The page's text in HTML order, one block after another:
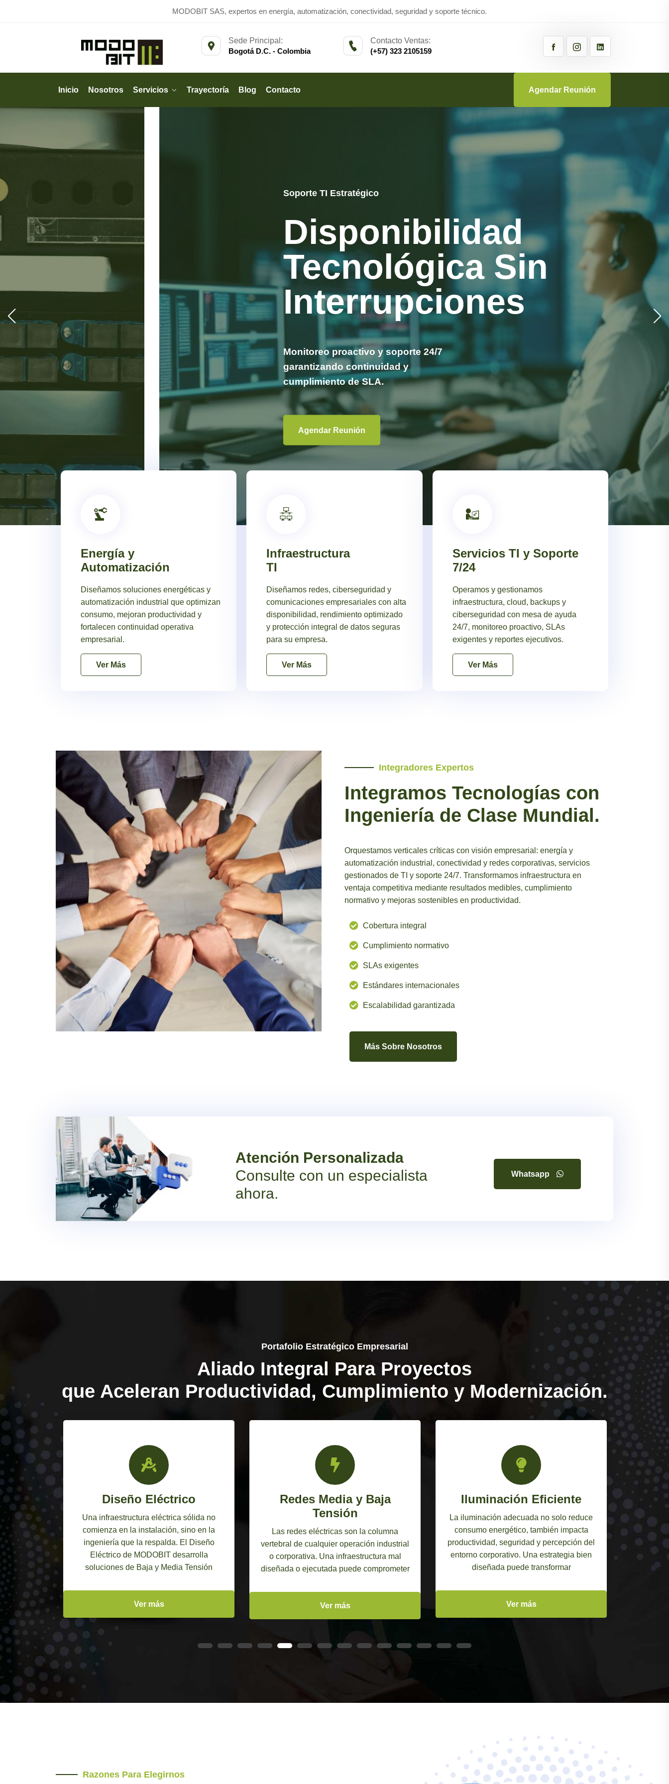
MODOBIT SAS, expertos en energía, automatización, conectividad, seguridad y soporte técnico.
Sede Principal:
Bogotá D.C. - Colombia
Contacto Ventas:
(+57) 323 2105159
Inicio Nosotros Servicios Trayectoría Blog Contacto Agendar Reunión
Disponibilidad
Tecnológica Sin
Interrupciones
Monitoreo proactivo y soporte 24/7
garantizando continuidad y
cumplimiento de SLA.
Agendar Reunión
Energía y
Automatización
Diseñamos soluciones energéticas y
automatización industrial que optimizan
consumo, mejoran productividad y
fortalecen continuidad operativa
empresarial.
Ver Más
Infraestructura
TI
Diseñamos redes, ciberseguridad y
comunicaciones empresariales con alta
disponibilidad, rendimiento optimizado
y protección integral de datos seguras
para su empresa.
Ver Más
Servicios TI y Soporte
7/24
Operamos y gestionamos
infraestructura, cloud, backups y
ciberseguridad con mesa de ayuda
24/7, monitoreo proactivo, SLAs
exigentes y reportes ejecutivos.
Ver Más
Integradores Expertos
Integramos Tecnologías con
Ingeniería de Clase Mundial.
Orquestamos verticales críticas con visión empresarial: energía y
automatización industrial, conectividad y redes corporativas, servicios
gestionados de TI y soporte 24/7. Transformamos infraestructura en
ventaja competitiva mediante resultados medibles, cumplimiento
normativo y mejoras sostenibles en productividad.
Cobertura integral
Cumplimiento normativo
SLAs exigentes
Estándares internacionales
Escalabilidad garantizada
Más Sobre Nosotros
Atención Personalizada
Consulte con un especialista
ahora.
Whatsapp
Portafolio Estratégico Empresarial
Aliado Integral Para Proyectos
que Aceleran Productividad, Cumplimiento y Modernización.
de
críticas.
Diseño Eléctrico
Una infraestructura eléctrica sólida no
comienza en la instalación, sino en la
ingeniería que la respalda. El Diseño
Eléctrico de MODOBIT desarrolla
soluciones de Baja y Media Tensión
Ver más
Redes Media y Baja
Tensión
Las redes eléctricas son la columna
vertebral de cualquier operación industrial
o corporativa. Una infraestructura mal
diseñada o ejecutada puede comprometer
Ver más
Iluminación Eficiente
La iluminación adecuada no solo reduce
consumo energético, también impacta
productividad, seguridad y percepción del
entorno corporativo. Una estrategia bien
diseñada puede transformar
Ver más
Las
Razones Para Elegirnos